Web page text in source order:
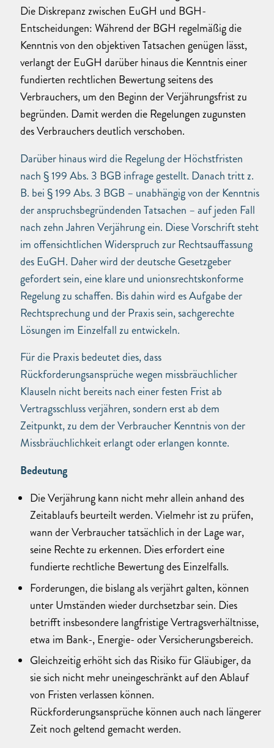
Die Diskrepanz zwischen EuGH und BGH-
Entscheidungen: Während der BGH regelmäßig die
Kenntnis von den objektiven Tatsachen genügen lässt,
verlangt der EuGH darüber hinaus die Kenntnis einer
fundierten rechtlichen Bewertung seitens des
Verbrauchers, um den Beginn der Verjährungsfrist zu
begründen. Damit werden die Regelungen zugunsten
des Verbrauchers deutlich verschoben.
Darüber hinaus wird die Regelung der Höchstfristen
nach § 199 Abs. 3 BGB infrage gestellt. Danach tritt z.
B. bei § 199 Abs. 3 BGB – unabhängig von der Kenntnis
der anspruchsbegründenden Tatsachen – auf jeden Fall
nach zehn Jahren Verjährung ein. Diese Vorschrift steht
im offensichtlichen Widerspruch zur Rechtsauffassung
des EuGH. Daher wird der deutsche Gesetzgeber
gefordert sein, eine klare und unionsrechtskonforme
Regelung zu schaffen. Bis dahin wird es Aufgabe der
Rechtsprechung und der Praxis sein, sachgerechte
Lösungen im Einzelfall zu entwickeln.
Für die Praxis bedeutet dies, dass
Rückforderungsansprüche wegen missbräuchlicher
Klauseln nicht bereits nach einer festen Frist ab
Vertragsschluss verjähren, sondern erst ab dem
Zeitpunkt, zu dem der Verbraucher Kenntnis von der
Missbräuchlichkeit erlangt oder erlangen konnte.
Bedeutung
Die Verjährung kann nicht mehr allein anhand des
Zeitablaufs beurteilt werden. Vielmehr ist zu prüfen,
wann der Verbraucher tatsächlich in der Lage war,
seine Rechte zu erkennen. Dies erfordert eine
fundierte rechtliche Bewertung des Einzelfalls.
Forderungen, die bislang als verjährt galten, können
unter Umständen wieder durchsetzbar sein. Dies
betrifft insbesondere langfristige Vertragsverhältnisse,
etwa im Bank-, Energie- oder Versicherungsbereich.
Gleichzeitig erhöht sich das Risiko für Gläubiger, da
sie sich nicht mehr uneingeschränkt auf den Ablauf
von Fristen verlassen können.
Rückforderungsansprüche können auch nach längerer
Zeit noch geltend gemacht werden.